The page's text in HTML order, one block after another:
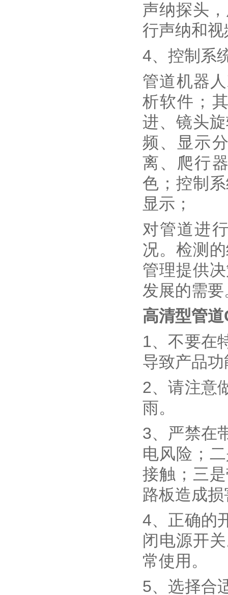
声纳探头
行声纳和
4、控制系
管道机器
析软件；
进、镜头
频、显示
离、爬行
色；控制
显示；
对管道进
况。检测
管理提供
发展的需要
高清型管
1、不要在
导致产品
2、请注意
雨。
3、严禁在
电风险；
接触；三
路板造成
4、正确的
闭电源开
常使用。
5、选择合